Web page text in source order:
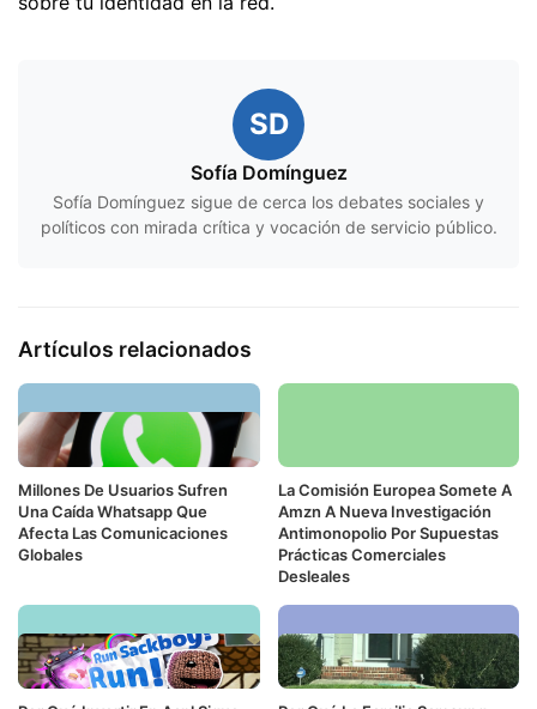
SD
Sofía Domínguez
Sofía Domínguez sigue de cerca los debates sociales y
políticos con mirada crítica y vocación de servicio público.
Artículos relacionados
Millones De Usuarios Sufren
Una Caída Whatsapp Que
Afecta Las Comunicaciones
Globales
La Comisión Europea Somete A
Amzn A Nueva Investigación
Antimonopolio Por Supuestas
Prácticas Comerciales
Desleales